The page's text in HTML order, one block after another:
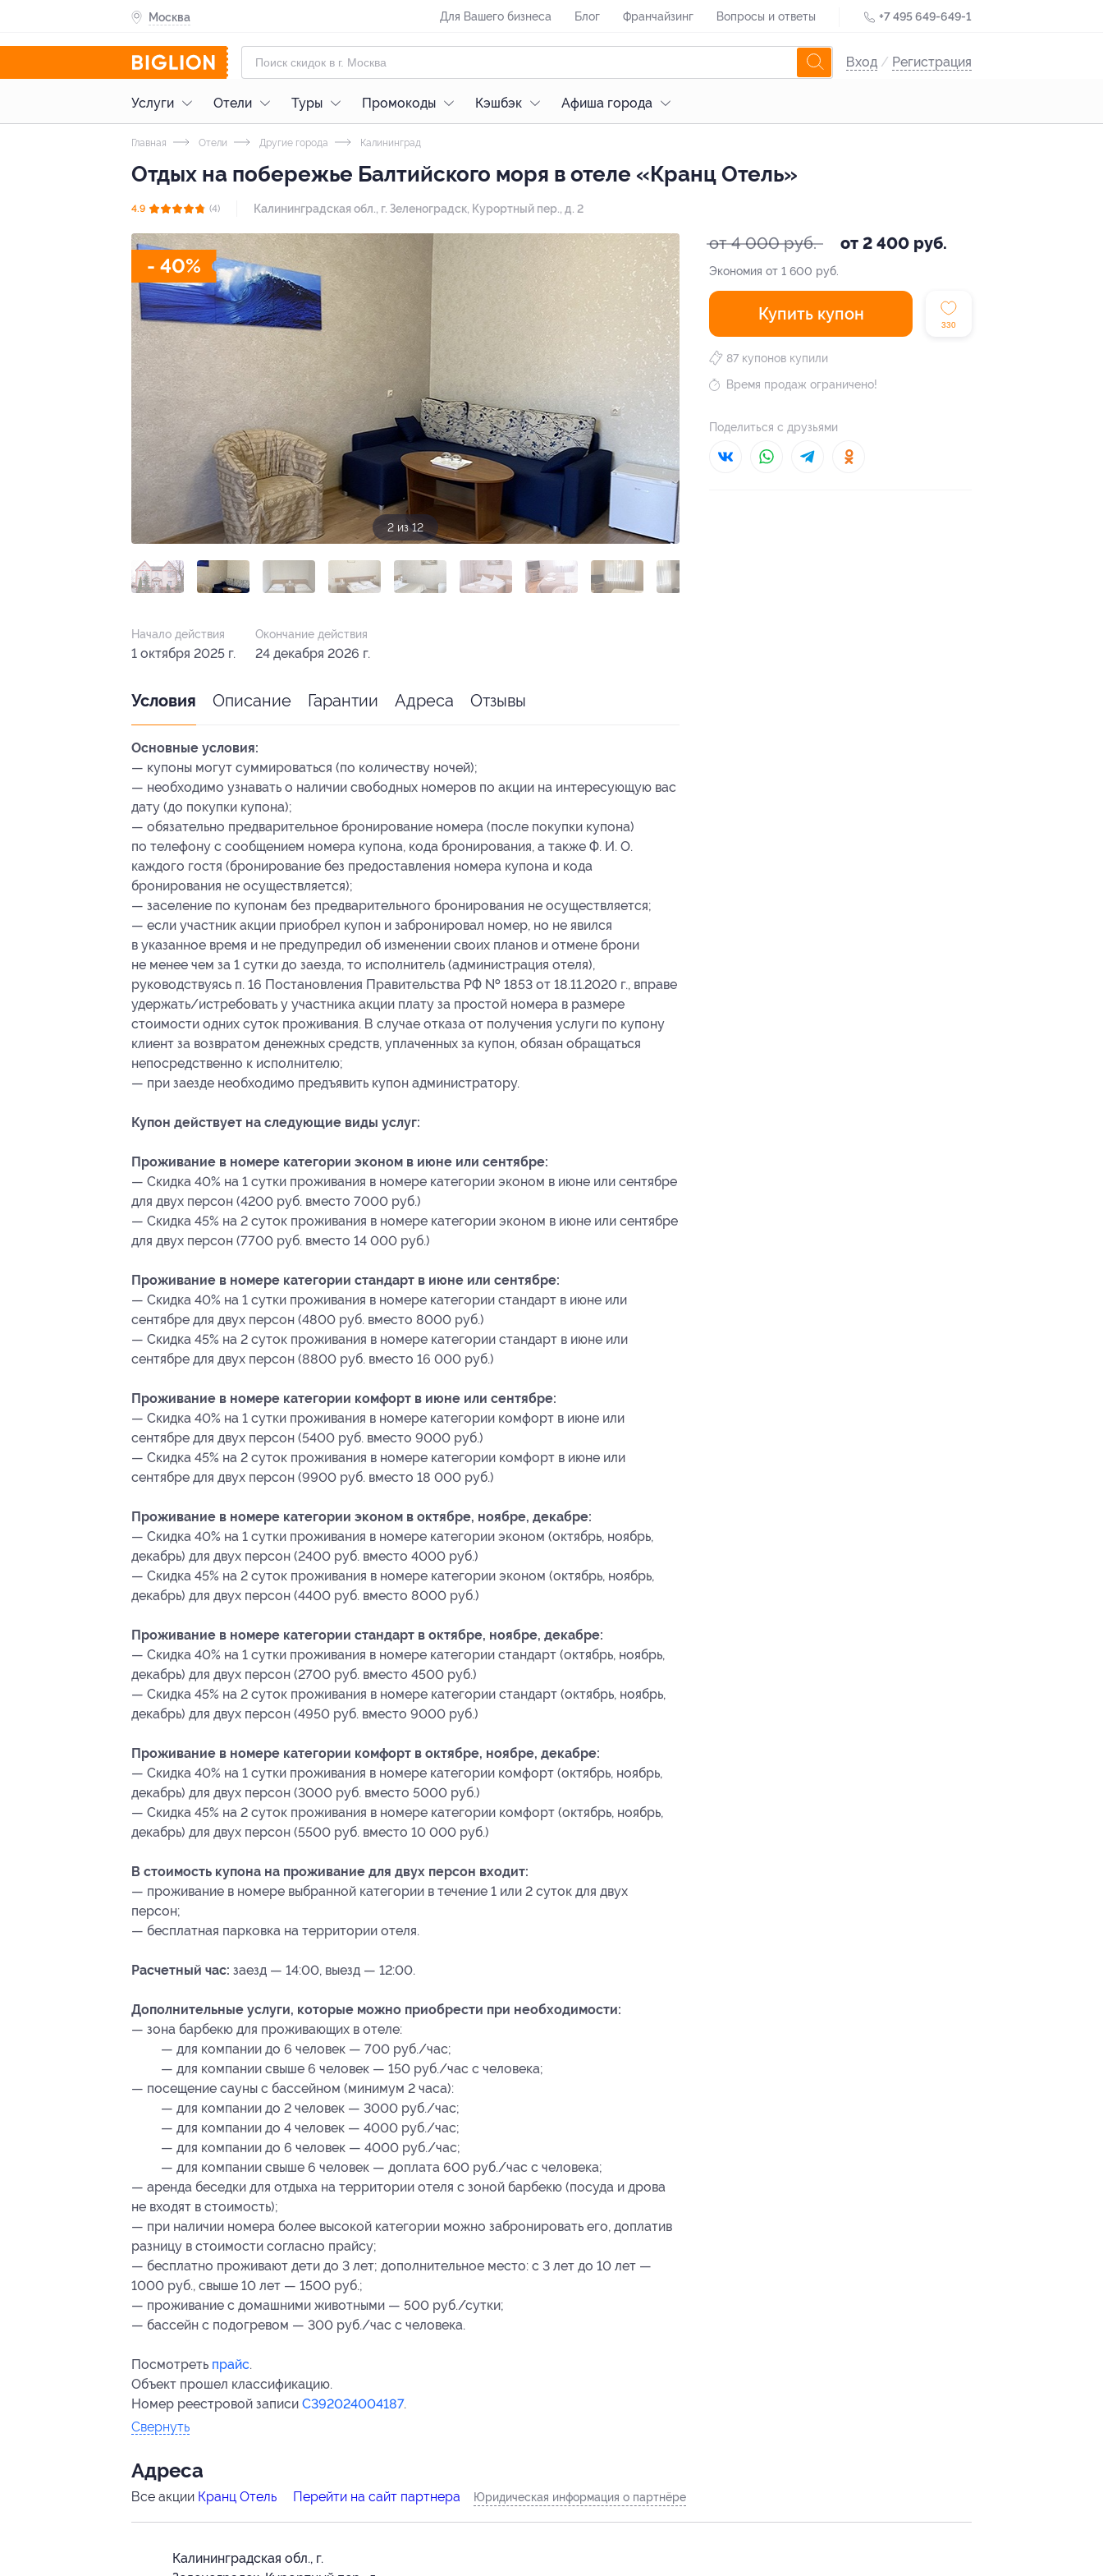
Москва Для Вашего бизнеса Блог Франчайзинг Вопросы и ответы +7 495 649-649-1
Вход / Регистрация
Услуги Отели Туры Промокоды Кэшбэк Афиша города
Главная Отели Другие города Калининград
Отдых на побережье Балтийского моря в отеле «Кранц Отель»
4.9 (4) Калининградская обл., г. Зеленоградск, Курортный пер., д. 2
- 40%
2 из 12
от 4 000 руб. от 2 400 руб.
Экономия от 1 600 руб.
Купить купон
330
87 купонов купили
Время продаж ограничено!
Поделиться с друзьями
Начало действия
1 октября 2025 г.
Окончание действия
24 декабря 2026 г.
Условия Описание Гарантии Адреса Отзывы
Основные условия:
— купоны могут суммироваться (по количеству ночей);
— необходимо узнавать о наличии свободных номеров по акции на интересующую вас
дату (до покупки купона);
— обязательно предварительное бронирование номера (после покупки купона)
по телефону с сообщением номера купона, кода бронирования, а также Ф. И. О.
каждого гостя (бронирование без предоставления номера купона и кода
бронирования не осуществляется);
— заселение по купонам без предварительного бронирования не осуществляется;
— если участник акции приобрел купон и забронировал номер, но не явился
в указанное время и не предупредил об изменении своих планов и отмене брони
не менее чем за 1 сутки до заезда, то исполнитель (администрация отеля),
руководствуясь п. 16 Постановления Правительства РФ № 1853 от 18.11.2020 г., вправе
удержать/истребовать у участника акции плату за простой номера в размере
стоимости одних суток проживания. В случае отказа от получения услуги по купону
клиент за возвратом денежных средств, уплаченных за купон, обязан обращаться
непосредственно к исполнителю;
— при заезде необходимо предъявить купон администратору.
Купон действует на следующие виды услуг:
Проживание в номере категории эконом в июне или сентябре:
— Скидка 40% на 1 сутки проживания в номере категории эконом в июне или сентябре
для двух персон (4200 руб. вместо 7000 руб.)
— Скидка 45% на 2 суток проживания в номере категории эконом в июне или сентябре
для двух персон (7700 руб. вместо 14 000 руб.)
Проживание в номере категории стандарт в июне или сентябре:
— Скидка 40% на 1 сутки проживания в номере категории стандарт в июне или
сентябре для двух персон (4800 руб. вместо 8000 руб.)
— Скидка 45% на 2 суток проживания в номере категории стандарт в июне или
сентябре для двух персон (8800 руб. вместо 16 000 руб.)
Проживание в номере категории комфорт в июне или сентябре:
— Скидка 40% на 1 сутки проживания в номере категории комфорт в июне или
сентябре для двух персон (5400 руб. вместо 9000 руб.)
— Скидка 45% на 2 суток проживания в номере категории комфорт в июне или
сентябре для двух персон (9900 руб. вместо 18 000 руб.)
Проживание в номере категории эконом в октябре, ноябре, декабре:
— Скидка 40% на 1 сутки проживания в номере категории эконом (октябрь, ноябрь,
декабрь) для двух персон (2400 руб. вместо 4000 руб.)
— Скидка 45% на 2 суток проживания в номере категории эконом (октябрь, ноябрь,
декабрь) для двух персон (4400 руб. вместо 8000 руб.)
Проживание в номере категории стандарт в октябре, ноябре, декабре:
— Скидка 40% на 1 сутки проживания в номере категории стандарт (октябрь, ноябрь,
декабрь) для двух персон (2700 руб. вместо 4500 руб.)
— Скидка 45% на 2 суток проживания в номере категории стандарт (октябрь, ноябрь,
декабрь) для двух персон (4950 руб. вместо 9000 руб.)
Проживание в номере категории комфорт в октябре, ноябре, декабре:
— Скидка 40% на 1 сутки проживания в номере категории комфорт (октябрь, ноябрь,
декабрь) для двух персон (3000 руб. вместо 5000 руб.)
— Скидка 45% на 2 суток проживания в номере категории комфорт (октябрь, ноябрь,
декабрь) для двух персон (5500 руб. вместо 10 000 руб.)
В стоимость купона на проживание для двух персон входит:
— проживание в номере выбранной категории в течение 1 или 2 суток для двух
персон;
— бесплатная парковка на территории отеля.
Расчетный час: заезд — 14:00, выезд — 12:00.
Дополнительные услуги, которые можно приобрести при необходимости:
— зона барбекю для проживающих в отеле:
— для компании до 6 человек — 700 руб./час;
— для компании свыше 6 человек — 150 руб./час с человека;
— посещение сауны с бассейном (минимум 2 часа):
— для компании до 2 человек — 3000 руб./час;
— для компании до 4 человек — 4000 руб./час;
— для компании до 6 человек — 4000 руб./час;
— для компании свыше 6 человек — доплата 600 руб./час с человека;
— аренда беседки для отдыха на территории отеля с зоной барбекю (посуда и дрова
не входят в стоимость);
— при наличии номера более высокой категории можно забронировать его, доплатив
разницу в стоимости согласно прайсу;
— бесплатно проживают дети до 3 лет; дополнительное место: с 3 лет до 10 лет —
1000 руб., свыше 10 лет — 1500 руб.;
— проживание с домашними животными — 500 руб./сутки;
— бассейн с подогревом — 300 руб./час с человека.
Посмотреть прайс.
Объект прошел классификацию.
Номер реестровой записи С392024004187.
Свернуть
Адресa
Все акции Кранц Отель Перейти на сайт партнера Юридическая информация о партнёре
Калининградская обл., г.